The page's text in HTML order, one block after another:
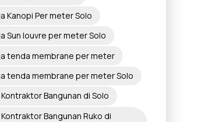
Kanopi Per meter Solo
Sun louvre per meter Solo
tenda membrane per meter
tenda membrane per meter Solo
Bangunan di Solo
Bangunan Ruko di